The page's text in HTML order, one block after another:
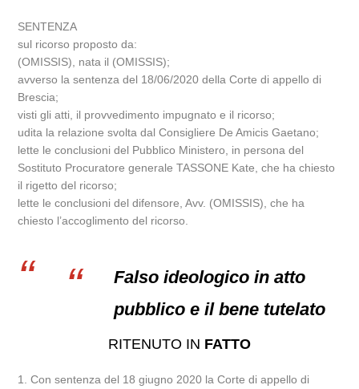
SENTENZA
sul ricorso proposto da:
(OMISSIS), nata il (OMISSIS);
avverso la sentenza del 18/06/2020 della Corte di appello di
Brescia;
visti gli atti, il provvedimento impugnato e il ricorso;
udita la relazione svolta dal Consigliere De Amicis Gaetano;
lette le conclusioni del Pubblico Ministero, in persona del
Sostituto Procuratore generale TASSONE Kate, che ha chiesto
il rigetto del ricorso;
lette le conclusioni del difensore, Avv. (OMISSIS), che ha
chiesto l’accoglimento del ricorso.
Falso ideologico in atto
pubblico e il bene tutelato
RITENUTO IN FATTO
1. Con sentenza del 18 giugno 2020 la Corte di appello di